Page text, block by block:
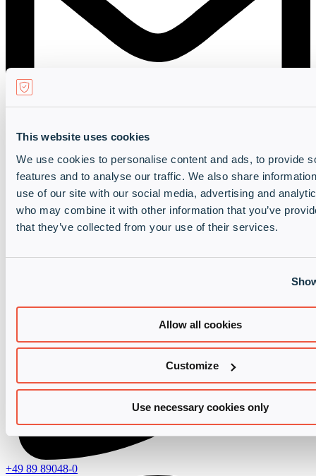
This website uses cookies
We use cookies to personalise content and ads, to provide
features and to analyse our traffic. We also share
use of our site with our social media, advertising and
who may combine it with other information that you’ve
that they’ve collected from your use of their services.
Allow all cookies
Customize
Use necessary cookies only
+49 89 89048-0